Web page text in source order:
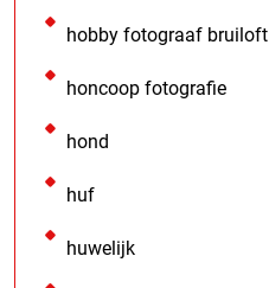
hobby fotograaf bruiloft
honcoop fotografie
hond
huf
huwelijk